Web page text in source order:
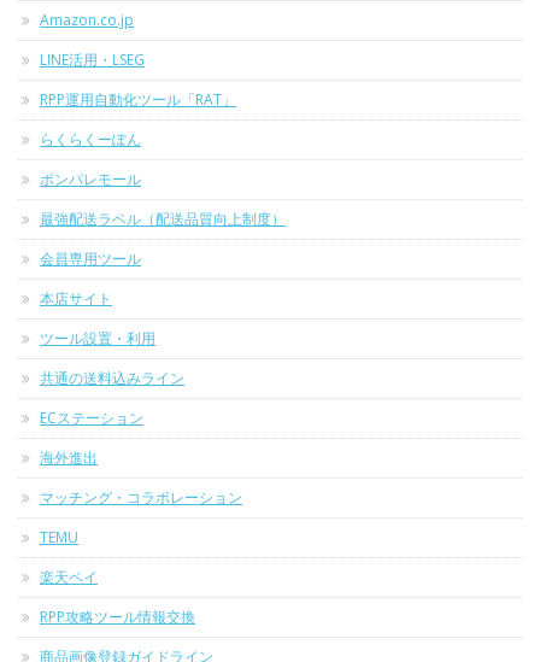
Amazon.co.jp
LINE活用・LSEG
RPP運用自動化ツール「RAT」
らくらくーぽん
ポンパレモール
最強配送ラベル（配送品質向上制度）
会員専用ツール
本店サイト
ツール設置・利用
共通の送料込みライン
ECステーション
海外進出
マッチング・コラボレーション
TEMU
楽天ペイ
RPP攻略ツール情報交換
商品画像登録ガイドライン